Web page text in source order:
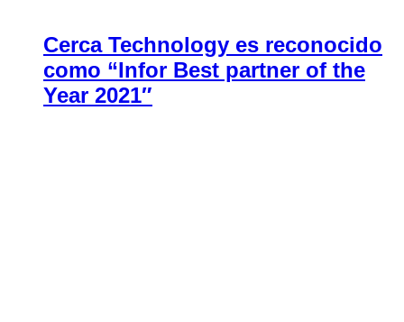
Cerca Technology es reconocido
como “Infor Best partner of the
Year 2021″